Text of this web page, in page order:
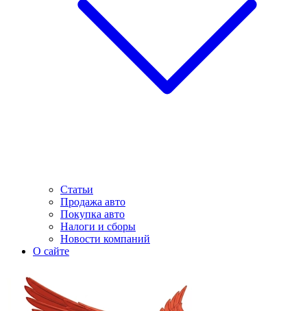
Статьи
Продажа авто
Покупка авто
Налоги и сборы
Новости компаний
О сайте